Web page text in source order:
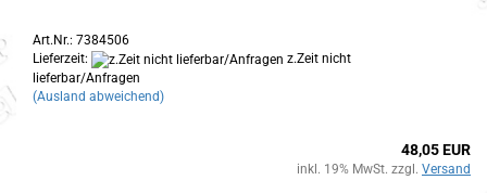
Art.Nr.: 7384506
Lieferzeit:
z.Zeit nicht
lieferbar/Anfragen
(Ausland abweichend)
48,05 EUR
inkl. 19% MwSt. zzgl. Versand